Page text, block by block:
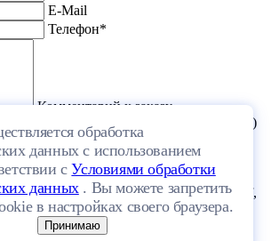
обработка
данных с использованием
сУсловиями обработки
данных. Вы можете запретить
в настройках своего браузера.
Принимаю
E-Mail
Телефон*
Комментарий к заказу
дома или список стройматериалов)
несколько файлов в эту область
компьютере
(doc, docx, xls, xlsx, txt, rtf, pdf,
не превышающим 20 МБ.